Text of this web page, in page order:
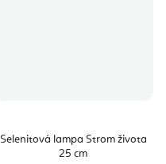
Selenitová lampa Strom života
25 cm